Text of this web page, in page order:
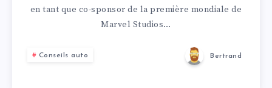
en tant que co-sponsor de la première mondiale de
Marvel Studios…
Conseils auto Bertrand